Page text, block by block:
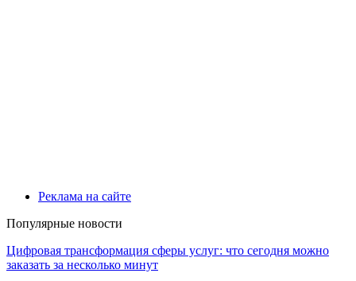
Реклама на сайте
Популярные новости
Цифровая трансформация сферы услуг: что сегодня можно
заказать за несколько минут